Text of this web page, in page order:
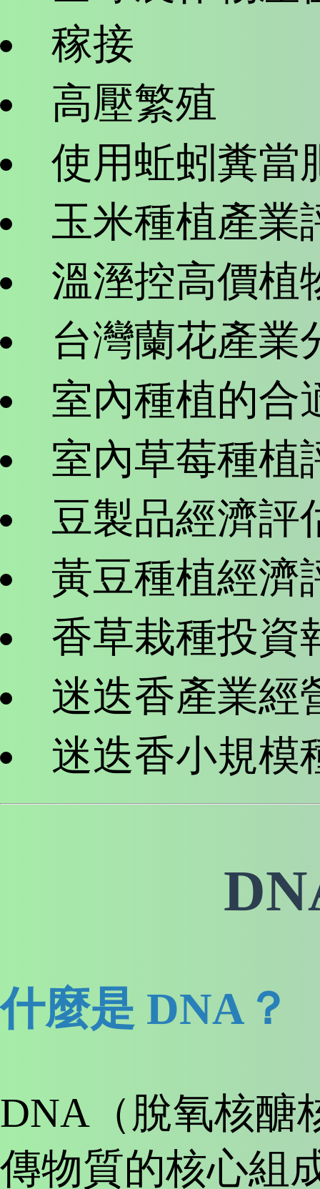
稼接
高壓繁殖
使用蚯蚓糞當
玉米種植產業
溫溼控高價植
台灣蘭花產業
室內種植的合
室內草莓種植
豆製品經濟評
黃豆種植經濟
香草栽種投資
迷迭香產業經
迷迭香小規模
什麼是 DNA？
DNA（脫氧核醣
傳物質的核心組